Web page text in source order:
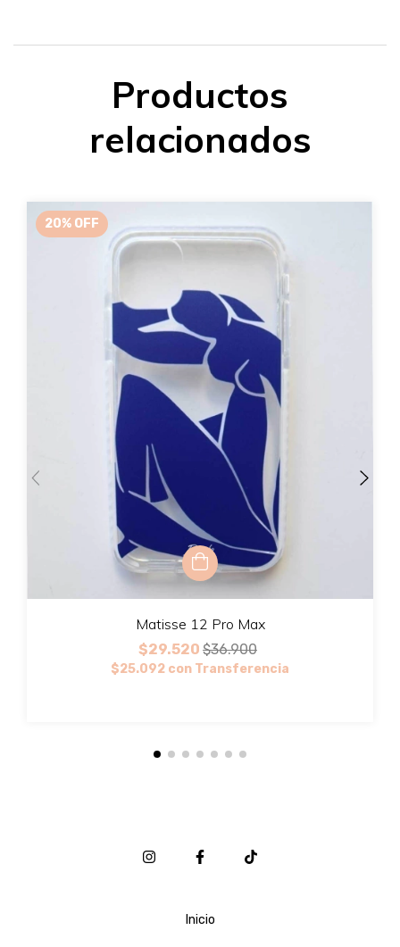
Productos
relacionados
20% OFF
Matisse 12 Pro Max
$29.520 $36.900
$25.092 con Transferencia
Inicio